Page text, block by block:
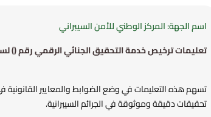
اسم الجهة: المركز الوطني للأمن السيبراني
تعليمات ترخيص خدمة التحقيق الجنائي الرقمي رقم () لسنة
تسهم هذه التعليمات في وضع الضوابط والمعايير القانونية
تحقيقات دقيقة وموثوقة في الجرائم السيبرانية.